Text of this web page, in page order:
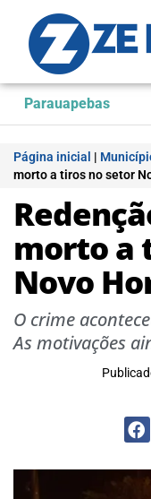
Parauapebas
Página inicial |
morto a tiros no setor
morto a
Novo
O crime
As motivações